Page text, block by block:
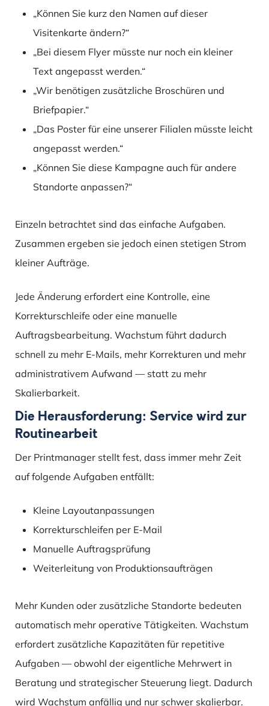
„Können Sie kurz den Namen auf dieser
Visitenkarte ändern?“
„Bei diesem Flyer müsste nur noch ein kleiner
Text angepasst werden.“
„Wir benötigen zusätzliche Broschüren und
Briefpapier.“
„Das Poster für eine unserer Filialen müsste leicht
angepasst werden.“
„Können Sie diese Kampagne auch für andere
Standorte anpassen?“
Einzeln betrachtet sind das einfache Aufgaben.
Zusammen ergeben sie jedoch einen stetigen Strom
kleiner Aufträge.
Jede Änderung erfordert eine Kontrolle, eine
Korrekturschleife oder eine manuelle
Auftragsbearbeitung. Wachstum führt dadurch
schnell zu mehr E-Mails, mehr Korrekturen und mehr
administrativem Aufwand — statt zu mehr
Skalierbarkeit.
Die Herausforderung: Service wird zur
Routinearbeit
Der Printmanager stellt fest, dass immer mehr Zeit
auf folgende Aufgaben entfällt:
Kleine Layoutanpassungen
Korrekturschleifen per E-Mail
Manuelle Auftragsprüfung
Weiterleitung von Produktionsaufträgen
Mehr Kunden oder zusätzliche Standorte bedeuten
automatisch mehr operative Tätigkeiten. Wachstum
erfordert zusätzliche Kapazitäten für repetitive
Aufgaben — obwohl der eigentliche Mehrwert in
Beratung und strategischer Steuerung liegt. Dadurch
wird Wachstum anfällig und nur schwer skalierbar.